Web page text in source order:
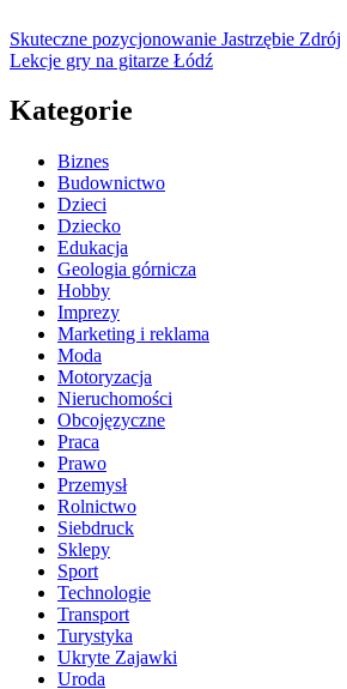
Skuteczne pozycjonowanie Jastrzębie Zdrój
Lekcje gry na gitarze Łódź
Kategorie
Biznes
Budownictwo
Dzieci
Dziecko
Edukacja
Geologia górnicza
Hobby
Imprezy
Marketing i reklama
Moda
Motoryzacja
Nieruchomości
Obcojęzyczne
Praca
Prawo
Przemysł
Rolnictwo
Siebdruck
Sklepy
Sport
Technologie
Transport
Turystyka
Ukryte Zajawki
Uroda